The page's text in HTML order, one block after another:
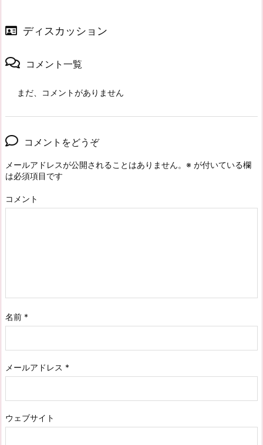
ディスカッション
コメント一覧
まだ、コメントがありません
コメントをどうぞ
メールアドレスが公開されることはありません。 ※ が付いている欄
は必須項目です
コメント
名前 *
メールアドレス *
ウェブサイト